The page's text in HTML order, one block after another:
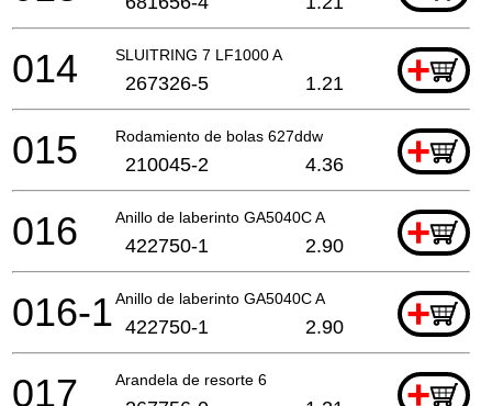
SLUITRING 7 LF1000 A +
014 267326-5 1.21
Rodamiento de bolas 627ddw +
015 210045-2 4.36
Anillo de laberinto GA5040C A +
016 422750-1 2.90
Anillo de laberinto GA5040C A +
016-1 422750-1 2.90
Arandela de resorte 6 +
017